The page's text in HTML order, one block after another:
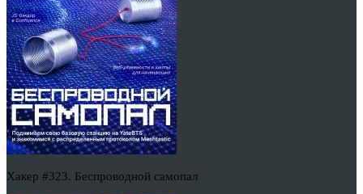
Хакер #323. Беспроводной самопал